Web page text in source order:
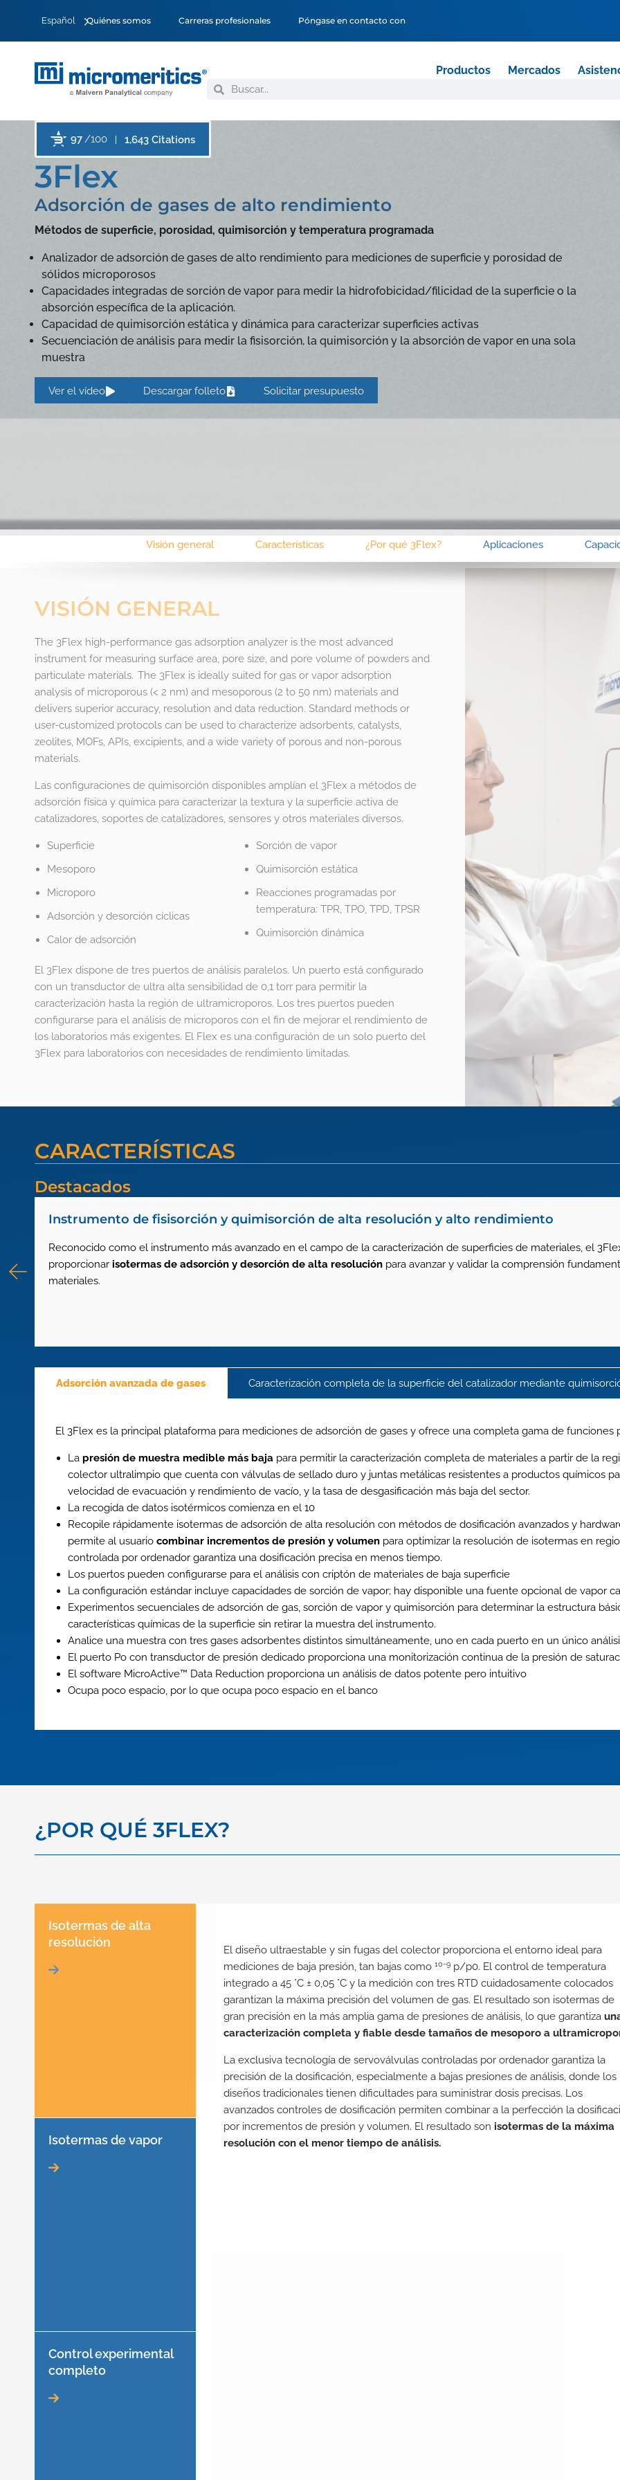
Español Quiénes somos Carreras profesionales Póngase en contacto con
Productos Mercados
97/100 1,643 Citations
3Flex
Adsorción de gases de alto rendimiento
Métodos de superficie, porosidad, quimisorción y temperatura programada
Analizador de adsorción de gases de alto rendimiento para mediciones de superficie y porosidad de
sólidos microporosos
Capacidades integradas de sorción de vapor para medir la hidrofobicidad/filicidad de la superficie o la
absorción específica de la aplicación.
Capacidad de quimisorción estática y dinámica para caracterizar superficies activas
Secuenciación de análisis para medir la fisisorción, la quimisorción y la absorción de vapor en una sola
muestra
Ver el vídeo Descargar folleto Solicitar presupuesto
Visión general Características ¿Por qué 3Flex? Aplicaciones
VISIÓN GENERAL
The 3Flex high-performance gas adsorption analyzer is the most advanced
instrument for measuring surface area, pore size, and pore volume of powders and
particulate materials. The 3Flex is ideally suited for gas or vapor adsorption
analysis of microporous (< 2 nm) and mesoporous (2 to 50 nm) materials and
delivers superior accuracy, resolution and data reduction. Standard methods or
user-customized protocols can be used to characterize adsorbents, catalysts,
zeolites, MOFs, APIs, excipients, and a wide variety of porous and non-porous
materials.
Las configuraciones de quimisorción disponibles amplían el 3Flex a métodos de
adsorción física y química para caracterizar la textura y la superficie activa de
catalizadores, soportes de catalizadores, sensores y otros materiales diversos.
Superficie
Mesoporo
Microporo
Adsorción y desorción cíclicas
Calor de adsorción
Sorción de vapor
Quimisorción estática
Reacciones programadas por
temperatura: TPR, TPO, TPD, TPSR
Quimisorción dinámica
El 3Flex dispone de tres puertos de análisis paralelos. Un puerto está configurado
con un transductor de ultra alta sensibilidad de 0,1 torr para permitir la
caracterización hasta la región de ultramicroporos. Los tres puertos pueden
configurarse para el análisis de microporos con el fin de mejorar el rendimiento de
los laboratorios más exigentes. El Flex es una configuración de un solo puerto del
3Flex para laboratorios con necesidades de rendimiento limitadas.
CARACTERÍSTICAS
Destacados
Instrumento de fisisorción y quimisorción de alta resolución y alto rendimiento
Reconocido como el instrumento más avanzado en el campo de la caracterización de superficies de materiales, el
proporcionar isotermas de adsorción y desorción de alta resolución para avanzar y validar la comprensión
materiales.
Adsorción avanzada de gases Caracterización completa de la superficie del catalizador mediante
El 3Flex es la principal plataforma para mediciones de adsorción de gases y ofrece una completa gama de funciones
La presión de muestra medible más baja para permitir la caracterización completa de materiales a partir de la
colector ultralimpio que cuenta con válvulas de sellado duro y juntas metálicas resistentes a productos químicos
velocidad de evacuación y rendimiento de vacío, y la tasa de desgasificación más baja del sector.
La recogida de datos isotérmicos comienza en el 10
Recopile rápidamente isotermas de adsorción de alta resolución con métodos de dosificación avanzados y
permite al usuario combinar incrementos de presión y volumen para optimizar la resolución de isotermas en
controlada por ordenador garantiza una dosificación precisa en menos tiempo.
Los puertos pueden configurarse para el análisis con criptón de materiales de baja superficie
La configuración estándar incluye capacidades de sorción de vapor; hay disponible una fuente opcional de vapor
Experimentos secuenciales de adsorción de gas, sorción de vapor y quimisorción para determinar la estructura
características químicas de la superficie sin retirar la muestra del instrumento.
Analice una muestra con tres gases adsorbentes distintos simultáneamente, uno en cada puerto en un único
El puerto Po con transductor de presión dedicado proporciona una monitorización continua de la presión de
El software MicroActive™ Data Reduction proporciona un análisis de datos potente pero intuitivo
Ocupa poco espacio, por lo que ocupa poco espacio en el banco
¿POR QUÉ 3FLEX?
Isotermas de alta
resolución
Isotermas de vapor
Control experimental
completo
El diseño ultraestable y sin fugas del colector proporciona el entorno ideal para
mediciones de baja presión, tan bajas como 10-9p/p0. El control de temperatura
integrado a 45 °C ± 0,05 °C y la medición con tres RTD cuidadosamente colocados
garantizan la máxima precisión del volumen de gas. El resultado son isotermas de
gran precisión en la más amplia gama de presiones de análisis, lo que garantiza
caracterización completa y fiable desde tamaños de mesoporo a
La exclusiva tecnología de servoválvulas controladas por ordenador garantiza la
precisión de la dosificación, especialmente a bajas presiones de análisis, donde los
diseños tradicionales tienen dificultades para suministrar dosis precisas. Los
avanzados controles de dosificación permiten combinar a la perfección la
por incrementos de presión y volumen. El resultado son isotermas de la máxima
resolución con el menor tiempo de análisis.